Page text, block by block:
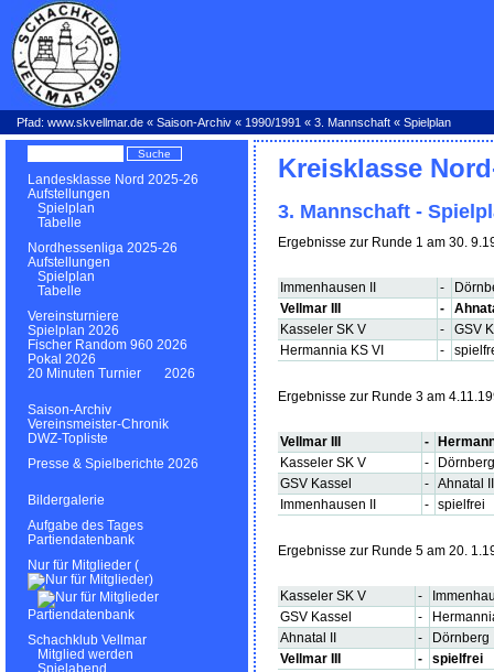
Pfad: www.skvellmar.de « Saison-Archiv « 1990/1991 « 3. Mannschaft « Spielplan
Landesklasse Nord 2025-26
Aufstellungen
Spielplan
Tabelle
Nordhessenliga 2025-26
Aufstellungen
Spielplan
Tabelle
Vereinsturniere
Spielplan 2026
Fischer Random 960 2026
Pokal 2026
20 Minuten Turnier 2026
Saison-Archiv
Vereinsmeister-Chronik
DWZ-Topliste
Presse & Spielberichte 2026
Bildergalerie
Aufgabe des Tages
Partiendatenbank
Nur für Mitglieder (
)
Partiendatenbank
Schachklub Vellmar
Mitglied werden
Spielabend
Kreisklasse
3. Mannschaft -
Ergebnisse zur Runde 1 am 30.
Immenhausen II -
Vellmar III
-
Kasseler SK V
-
GSV
Hermannia KS VI
-
Ergebnisse zur Runde 3 am
Vellmar III -
Kasseler SK V
-
GSV Kassel
- Ahnatal II
Immenhausen II
- spielfrei
Ergebnisse zur Runde 5 am 20.
Kasseler SK V -
GSV Kassel
-
Ahnatal II
-
Dörnberg
Vellmar III
- spielfrei